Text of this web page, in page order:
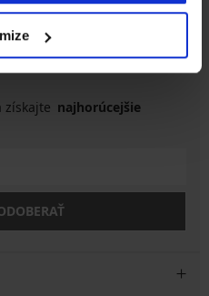
získajte najhorúcejšie